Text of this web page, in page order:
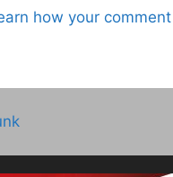
how your